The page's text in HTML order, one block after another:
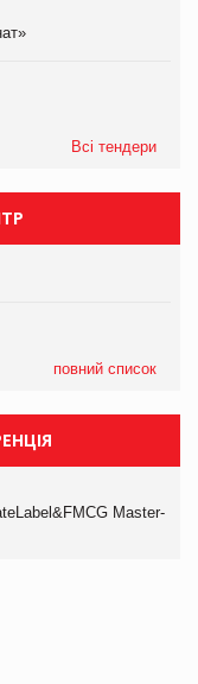
Всі тендери
повний список
Master-